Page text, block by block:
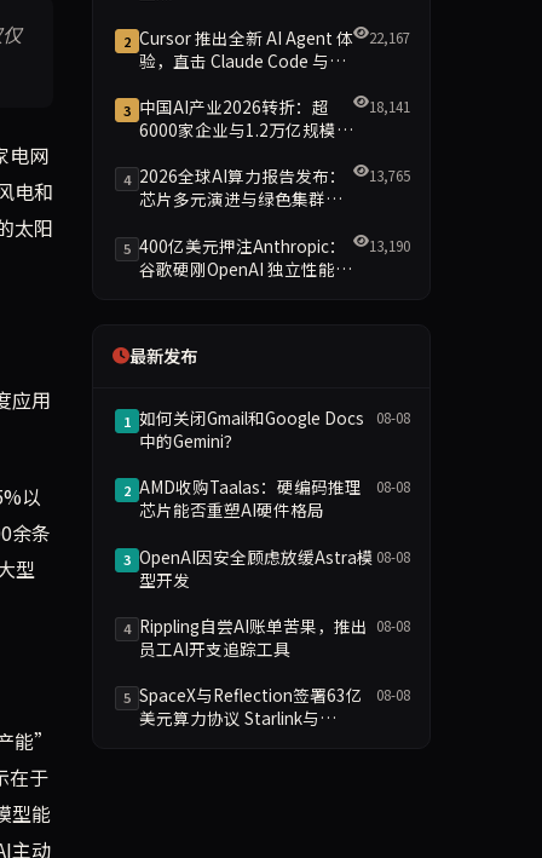
电网
电和
太阳
应用
以
余条
型
能”
在于
型能
主动
2 Cursor 推出全新 AI Agent 体
验，直击 Claude Code 与
22,167
3 中国AI产业2026转折：超
6000家企业与1.2万亿规模引
18,141
4 2026全球AI算力报告发布：
芯片多元演进与绿色集群引
13,765
5 400亿美元押注Anthropic：
谷歌硬刚OpenAI 独立性能否
13,190
最新发布
1 如何关闭Gmail和Google Docs
中的Gemini？
08-08
2 AMD收购Taalas：硬编码推理
芯片能否重塑AI硬件格局
08-08
3 OpenAI因安全顾虑放缓Astra模
型开发
08-08
4 Rippling自尝AI账单苦果，推出
员工AI开支追踪工具
08-08
5 SpaceX与Reflection签署63亿
美元算力协议 Starlink与
08-08